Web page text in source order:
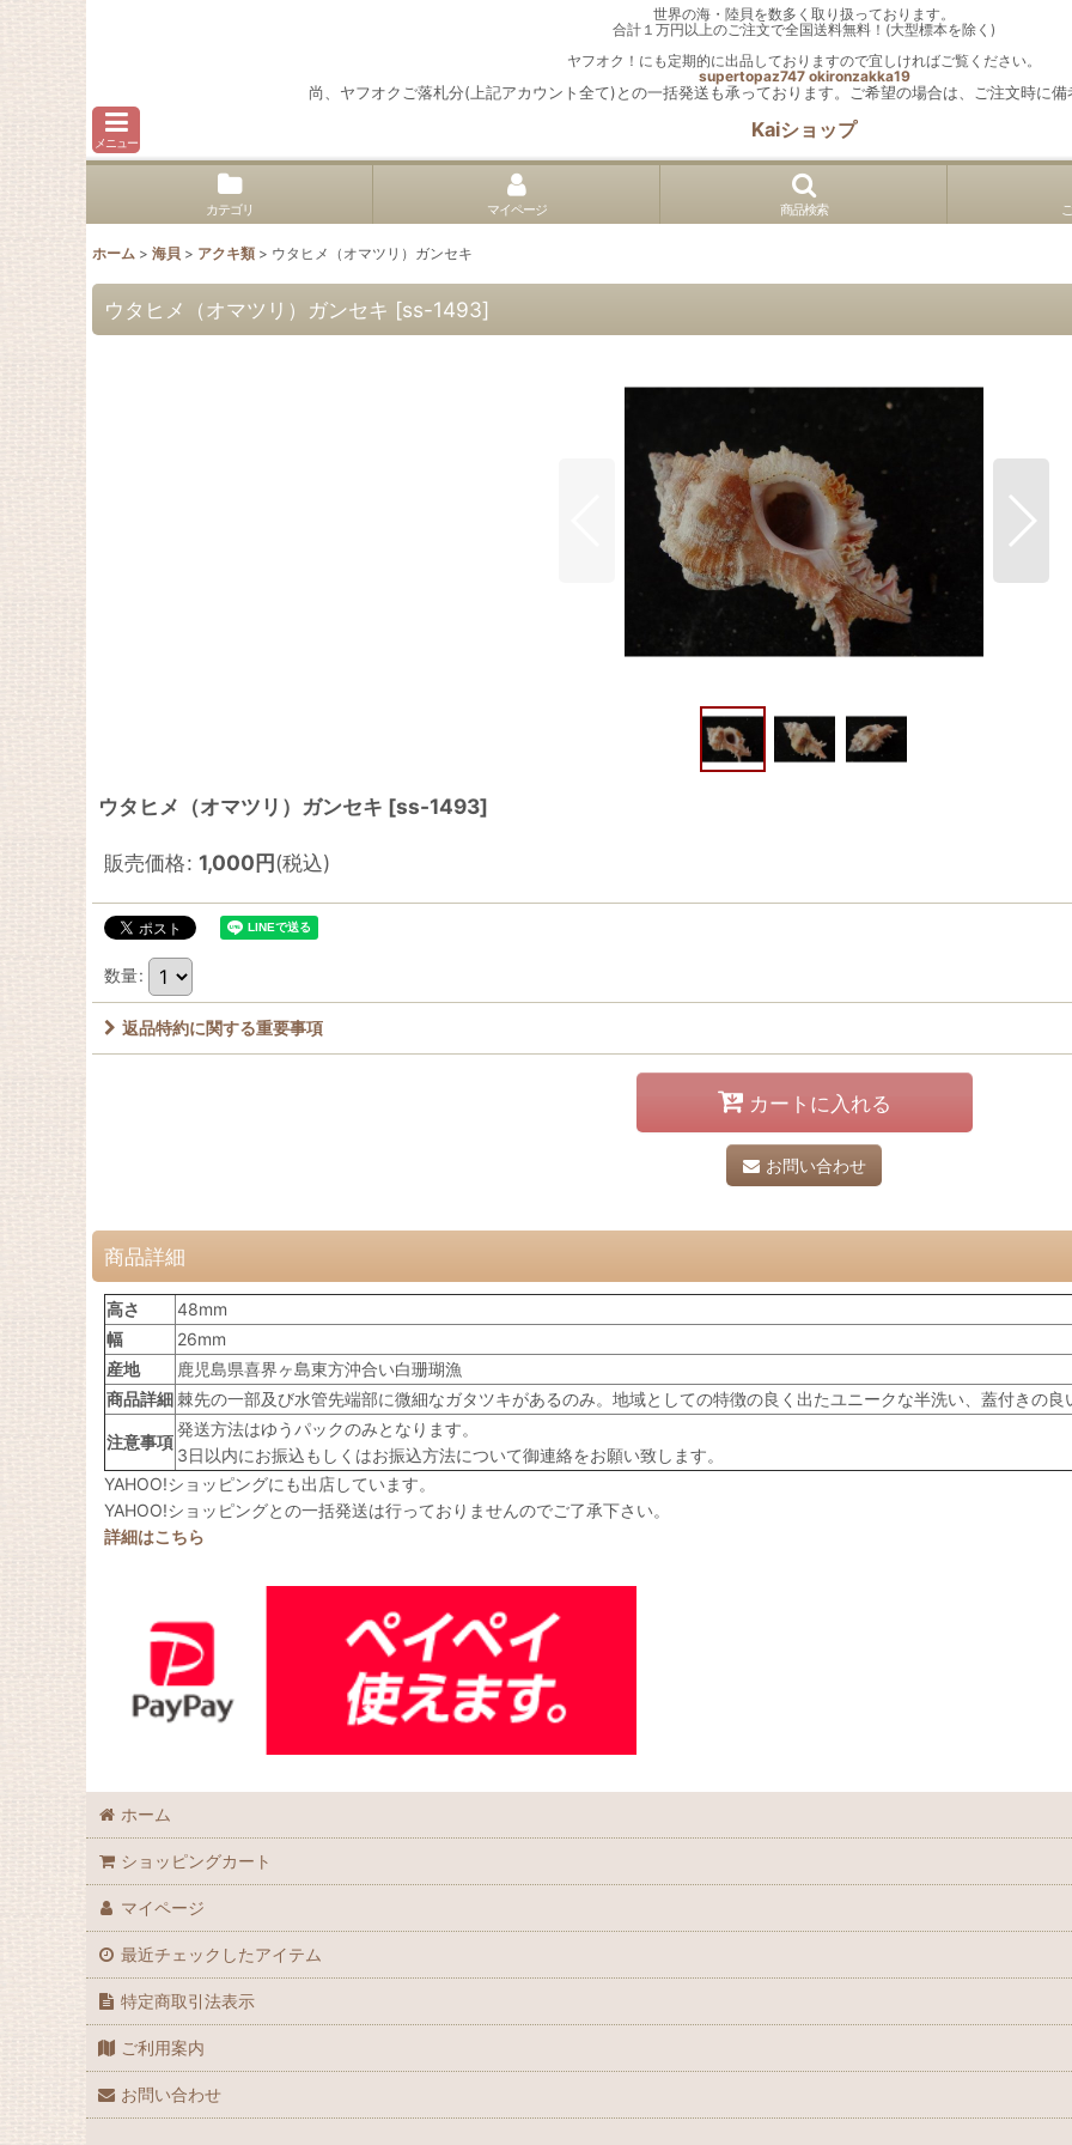
世界の海・陸貝を数多く取り扱っております。
合計１万円以上のご注文で全国送料無料！(大型標本を除く)
ヤフオク！にも定期的に出品しておりますので宜しければご覧ください。
supertopaz747 okironzakka19
尚、ヤフオクご落札分(上記アカウント全て)との一括発送も承っております。ご希望の場合は、ご注文時に
メニュー
Kaiショップ
カテゴリ マイページ 商品検索
ホーム > 海貝 > アクキ類 > ウタヒメ（オマツリ）ガンセキ
ウタヒメ（オマツリ）ガンセキ [ss-1493]
ウタヒメ（オマツリ）ガンセキ [ss-1493]
販売価格: 1,000円(税込)
数量:
返品特約に関する重要事項
カートに入れる
お問い合わせ
商品詳細
高さ
48mm
幅
26mm
産地
鹿児島県喜界ヶ島東方沖合い白珊瑚漁
商品詳細 棘先の一部及び水管先端部に微細なガタツキがあるのみ。地域としての特徴の良く出たユニークな半洗い、蓋付きの良
注意事項
発送方法はゆうパックのみとなります。
3日以内にお振込もしくはお振込方法について御連絡をお願い致します。
YAHOO!ショッピングにも出店しています。
YAHOO!ショッピングとの一括発送は行っておりませんのでご了承下さい。
詳細はこちら
ホーム
ショッピングカート
マイページ
最近チェックしたアイテム
特定商取引法表示
ご利用案内
お問い合わせ